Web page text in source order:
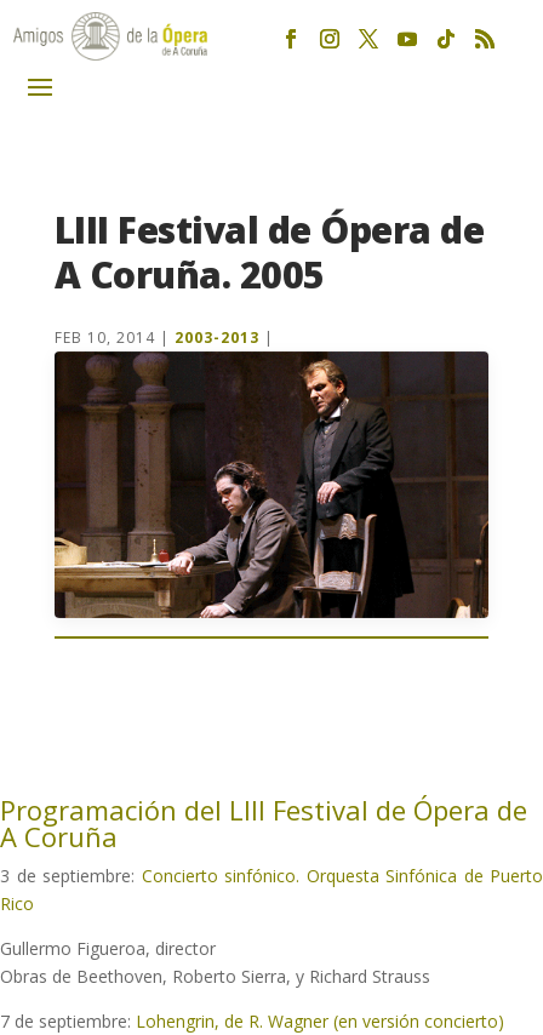
LIII Festival de Ópera de
A Coruña. 2005
FEB 10, 2014| 2003-2013 |
Programación del LIII Festival de Ópera de
A Coruña
3 de septiembre: Concierto sinfónico. Orquesta Sinfónica de Puerto
Rico
Gullermo Figueroa, director
Obras de Beethoven, Roberto Sierra, y Richard Strauss
7 de septiembre: Lohengrin, de R. Wagner (en versión concierto)